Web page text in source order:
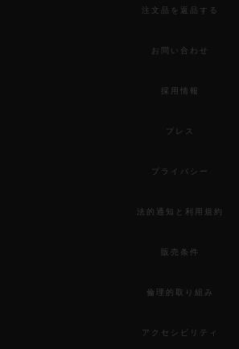
注文品を返品する
お問い合わせ
採用情報
プレス
プライバシー
法的通知と利用規約
販売条件
倫理的取り組み
アクセシビリティ